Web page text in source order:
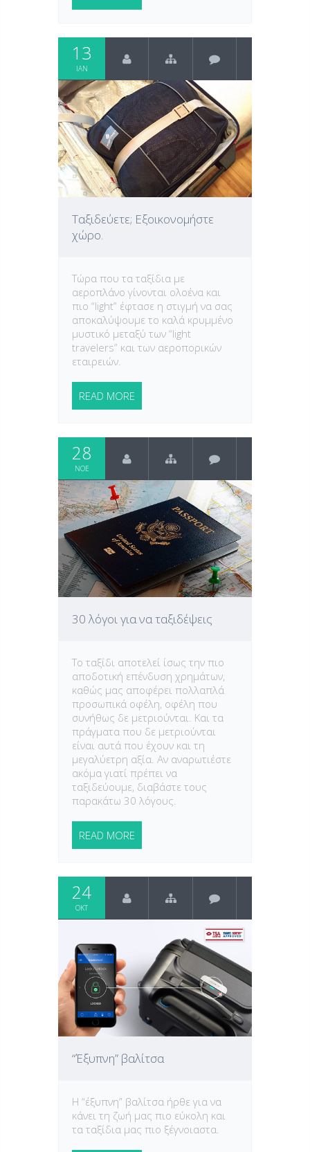
13
ΙΑΝ
Ταξιδεύετε; Εξοικονομήστε
χώρο.
Τώρα που τα ταξίδια με
αεροπλάνο γίνονται ολοένα και
πιο “light” έφτασε η στιγμή να σας
αποκαλύψουμε το καλά κρυμμένο
μυστικό μεταξύ των “light
travelers” και των αεροπορικών
εταιρειών.
READ MORE
28
ΝΟΈ
30 λόγοι για να ταξιδέψεις
Το ταξίδι αποτελεί ίσως την πιο
αποδοτική επένδυση χρημάτων,
καθώς μας αποφέρει πολλαπλά
προσωπικά οφέλη, οφέλη που
συνήθως δε μετριούνται. Και τα
πράγματα που δε μετριούνται
είναι αυτά που έχουν και τη
μεγαλύετρη αξία. Αν αναρωτιέστε
ακόμα γιατί πρέπει να
ταξιδεύουμε, διαβάστε τους
παρακάτω 30 λόγους.
READ MORE
24
ΟΚΤ
“Έξυπνη” βαλίτσα
Η “έξυπνη” βαλίτσα ήρθε για να
κάνει τη ζωή μας πιο εύκολη και
τα ταξίδια μας πιο ξέγνοιαστα.